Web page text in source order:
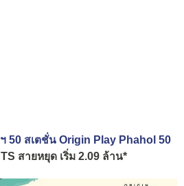
50 สเตชั่น Origin Play Phahol 50
สายหยุด เริ่ม 2.09 ล้าน*